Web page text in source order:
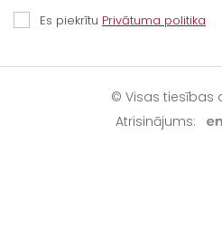
Es piekrītu Privātuma politika
© Visas tiesības
Atrisinājums: